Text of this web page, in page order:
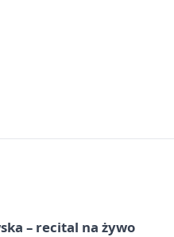
– recital na żywo